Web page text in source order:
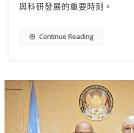
與科研發展的重要時刻。
Continue Reading